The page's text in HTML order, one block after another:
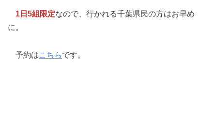
1日5組限定なので、行かれる千葉県民の方はお早め
に。
予約はこちらです。